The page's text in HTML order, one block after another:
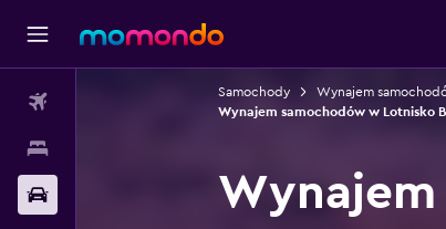
Samochody Wynajem
Wynajem samochodów w Lotnisko